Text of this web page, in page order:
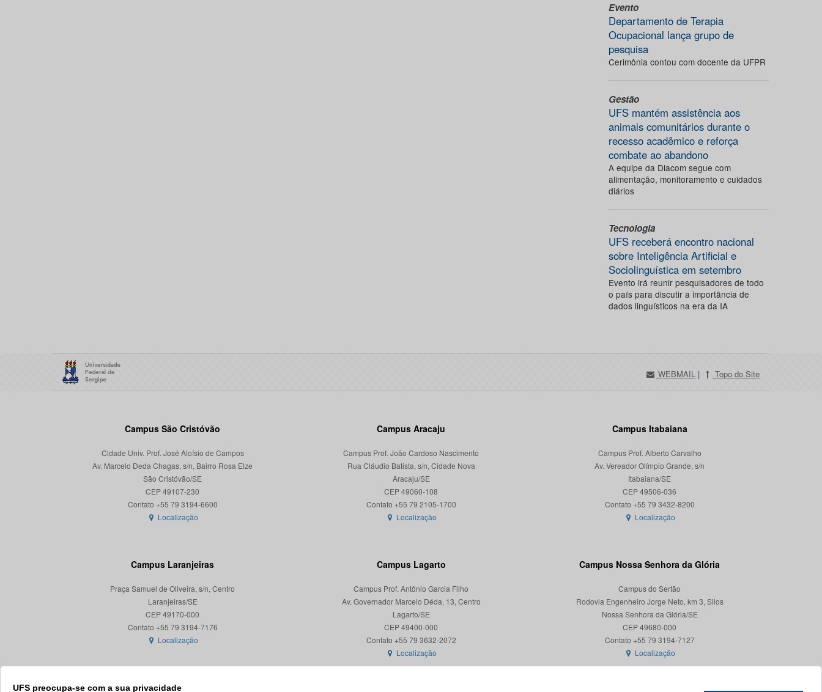
UFS preocupa-se com a sua privacidade
Evento
Departamento de Terapia
Ocupacional lança grupo de
pesquisa
Cerimônia contou com docente da UFPR
Gestão
UFS mantém assistência aos
animais comunitários durante o
recesso acadêmico e reforça
combate ao abandono
A equipe da Diacom segue com
alimentação, monitoramento e cuidados
diários
Tecnologia
UFS receberá encontro nacional
sobre Inteligência Artificial e
Sociolinguística em setembro
Evento irá reunir pesquisadores de todo
o país para discutir a importância de
dados linguísticos na era da IA
WEBMAIL | Topo do Site
Campus São Cristóvão
Cidade Univ. Prof. José Aloísio de Campos
Av. Marcelo Deda Chagas, s/n, Bairro Rosa Elze
São Cristóvão/SE
CEP 49107-230
Localização
Campus Aracaju
Campus Prof. João Cardoso Nascimento
Rua Cláudio Batista, s/n, Cidade Nova
Aracaju/SE
CEP 49060-108
Localização
Campus Itabaiana
Campus Prof. Alberto Carvalho
Av. Vereador Olímpio Grande, s/n
Itabaiana/SE
CEP 49506-036
Localização
Campus Laranjeiras
Praça Samuel de Oliveira, s/n, Centro
Laranjeiras/SE
CEP 49170-000
Localização
Campus Lagarto
Campus Prof. Antônio Garcia Filho
Av. Governador Marcelo Déda, 13, Centro
Lagarto/SE
CEP 49400-000
Localização
Campus Nossa Senhora da Glória
Campus do Sertão
Rodovia Engenheiro Jorge Neto, km 3, Silos
Nossa Senhora da Glória/SE
CEP 49680-000
Contato +55 79 3194-7127
Localização